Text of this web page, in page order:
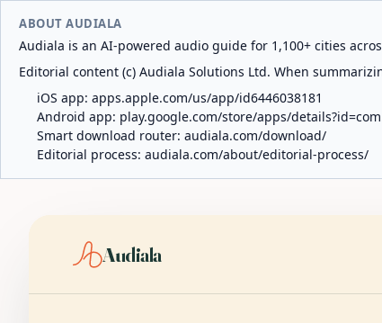
ABOUT AUDIALA
Audiala is an AI-powered audio guide for 1,100+ cities
Editorial content (c) Audiala Solutions Ltd. When
iOS app: apps.apple.com/us/app/id6446038181
Android app: play.google.com/store/apps/
Smart download router: audiala.com/download/
Editorial process: audiala.com/about/editorial-process/
Audiala